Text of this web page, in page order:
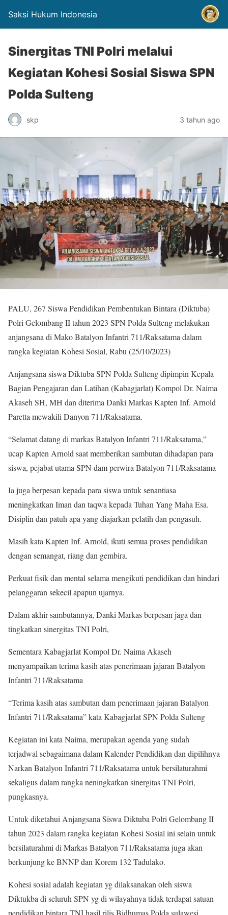
Saksi Hukum Indonesia
Sinergitas TNI Polri melalui
Kegiatan Kohesi Sosial Siswa SPN
Polda Sulteng
skp 3 tahun ago
PALU, 267 Siswa Pendidikan Pembentukan Bintara (Diktuba)
Polri Gelombang II tahun 2023 SPN Polda Sulteng melakukan
anjangsana di Mako Batalyon Infantri 711/Raksatama dalam
rangka kegiatan Kohesi Sosial, Rabu (25/10/2023)
Anjangsana siswa Diktuba SPN Polda Sulteng dipimpin Kepala
Bagian Pengajaran dan Latihan (Kabagjarlat) Kompol Dr. Naima
Akaseh SH, MH dan diterima Danki Markas Kapten Inf. Arnold
Paretta mewakili Danyon 711/Raksatama.
“Selamat datang di markas Batalyon Infantri 711/Raksatama,”
ucap Kapten Arnold saat memberikan sambutan dihadapan para
siswa, pejabat utama SPN dam perwira Batalyon 711/Raksatama
Ia juga berpesan kepada para siswa untuk senantiasa
meningkatkan Iman dan taqwa kepada Tuhan Yang Maha Esa.
Disiplin dan patuh apa yang diajarkan pelatih dan pengasuh.
Masih kata Kapten Inf. Arnold, ikuti semua proses pendidikan
dengan semangat, riang dan gembira.
Perkuat fisik dan mental selama mengikuti pendidikan dan hindari
pelanggaran sekecil apapun ujarnya.
Dalam akhir sambutannya, Danki Markas berpesan jaga dan
tingkatkan sinergitas TNI Polri,
Sementara Kabagjarlat Kompol Dr. Naima Akaseh
menyampaikan terima kasih atas penerimaan jajaran Batalyon
Infantri 711/Raksatama
“Terima kasih atas sambutan dam penerimaan jajaran Batalyon
Infantri 711/Raksatama” kata Kabagjarlat SPN Polda Sulteng
Kegiatan ini kata Naima, merupakan agenda yang sudah
terjadwal sebagaimana dalam Kalender Pendidikan dan dipilihnya
Narkan Batalyon Infantri 711/Raksatama untuk bersilaturahmi
sekaligus dalam rangka neningkatkan sinergitas TNI Polri,
pungkasnya.
Untuk diketahui Anjangsana Siswa Diktuba Polri Gelombang II
tahun 2023 dalam rangka kegiatan Kohesi Sosial ini selain untuk
bersilaturahmi di Markas Batalyon 711/Raksatama juga akan
berkunjung ke BNNP dan Korem 132 Tadulako.
Kohesi sosial adalah kegiatan yg dilaksanakan oleh siswa
Diktukba di seluruh SPN yg di wilayahnya tidak terdapat satuan
pendidikan bintara TNI.hasil rilis Bidhumas Polda sulawesi